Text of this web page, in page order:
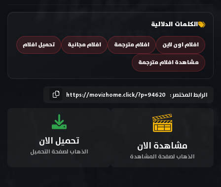
الكلمات الدلالية
افلام اون لاين افلام مترجمة افلام مجانية
تحميل افلام
مشاهدة افلام مترجمة
الرابط المختصر : https://movizhome.click/?p=94620
مشاهدة الان
الذهاب لصفحة المشاهدة
تحميل الان
الذهاب لصفحة التحميل